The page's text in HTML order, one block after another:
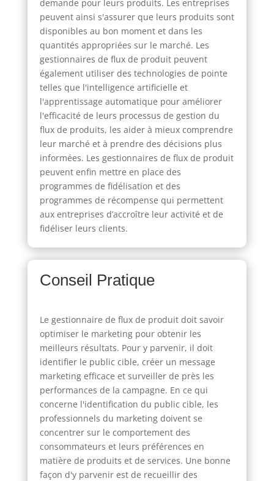
demande pour leurs produits. Les entreprises
peuvent ainsi s'assurer que leurs produits sont
disponibles au bon moment et dans les
quantités appropriées sur le marché. Les
gestionnaires de flux de produit peuvent
également utiliser des technologies de pointe
telles que l'intelligence artificielle et
l'apprentissage automatique pour améliorer
l'efficacité de leurs processus de gestion du
flux de produits, les aider à mieux comprendre
leur marché et à prendre des décisions plus
informées. Les gestionnaires de flux de produit
peuvent enfin mettre en place des
programmes de fidélisation et des
programmes de récompense qui permettent
aux entreprises d’accroître leur activité et de
fidéliser leurs clients.
Conseil Pratique
Le gestionnaire de flux de produit doit savoir
optimiser le marketing pour obtenir les
meilleurs résultats. Pour y parvenir, il doit
identifier le public cible, créer un message
marketing efficace et surveiller de près les
performances de la campagne. En ce qui
concerne l'identification du public cible, les
professionnels du marketing doivent se
concentrer sur le comportement des
consommateurs et leurs préférences en
matière de produits et de services. Une bonne
façon d'y parvenir est de recueillir des